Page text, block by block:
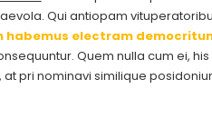
Qui antiopam
habemus electram
Quem nulla cum ei,
pri nominavi similique